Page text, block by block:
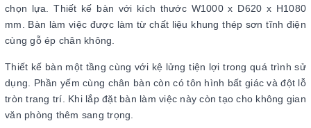
chọn lựa. Thiết kế bàn với kích thước W1000 x D620 x H1080
mm. Bàn làm việc được làm từ chất liệu khung thép sơn tĩnh điện
cùng gỗ ép chân không.
Thiết kế bàn một tầng cùng với kệ lửng tiện lợi trong quá trình sử
dụng. Phần yếm cùng chân bàn còn có tôn hình bất giác và đột lỗ
tròn trang trí. Khi lắp đặt bàn làm việc này còn tạo cho không gian
văn phòng thêm sang trọng.